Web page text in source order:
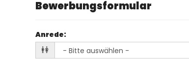
Bewerbungsformular
Anrede: